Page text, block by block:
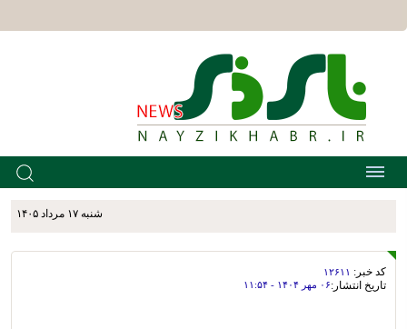
شنبه ۱۷ مرداد ۱۴۰۵
کد خبر: ۱۲۶۱۱
تاریخ انتشار:۰۶ مهر ۱۴۰۴ - ۱۱:۵۴